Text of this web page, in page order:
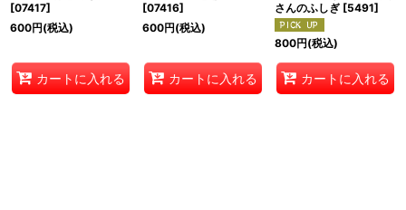
[07417]
600円(税込)
カートに入れる
[07416]
600円(税込)
カートに入れる
さんのふしぎ [5491]
800円(税込)
カートに入れる